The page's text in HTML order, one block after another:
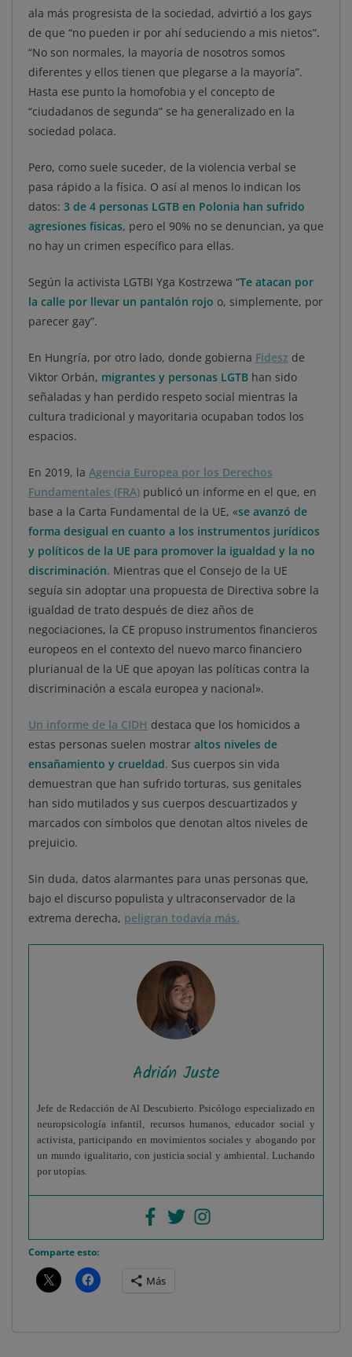
ala más progresista de la sociedad, advirtió a los gays
de que “no pueden ir por ahí seduciendo a mis nietos”.
“No son normales, la mayoría de nosotros somos
diferentes y ellos tienen que plegarse a la mayoría”.
Hasta ese punto la homofobia y el concepto de
“ciudadanos de segunda” se ha generalizado en la
sociedad polaca.
Pero, como suele suceder, de la violencia verbal se
pasa rápido a la física. O así al menos lo indican los
datos: 3 de 4 personas LGTB en Polonia han sufrido
agresiones físicas, pero el 90% no se denuncian, ya que
no hay un crimen específico para ellas.
Según la activista LGTBI Yga Kostrzewa “Te atacan por
la calle por llevar un pantalón rojo o, simplemente, por
parecer gay”.
En Hungría, por otro lado, donde gobierna Fidesz de
Viktor Orbán, migrantes y personas LGTB han sido
señaladas y han perdido respeto social mientras la
cultura tradicional y mayoritaria ocupaban todos los
espacios.
En 2019, la Agencia Europea por los Derechos
Fundamentales (FRA) publicó un informe en el que, en
base a la Carta Fundamental de la UE, «se avanzó de
forma desigual en cuanto a los instrumentos jurídicos
y políticos de la UE para promover la igualdad y la no
discriminación. Mientras que el Consejo de la UE
seguía sin adoptar una propuesta de Directiva sobre la
igualdad de trato después de diez años de
negociaciones, la CE propuso instrumentos financieros
europeos en el contexto del nuevo marco financiero
plurianual de la UE que apoyan las políticas contra la
discriminación a escala europea y nacional».
Un informe de la CIDH destaca que los homicidos a
estas personas suelen mostrar altos niveles de
ensañamiento y crueldad. Sus cuerpos sin vida
demuestran que han sufrido torturas, sus genitales
han sido mutilados y sus cuerpos descuartizados y
marcados con símbolos que denotan altos niveles de
prejuicio.
Sin duda, datos alarmantes para unas personas que,
bajo el discurso populista y ultraconservador de la
extrema derecha, peligran todavía más.
Adrián Juste
Jefe de Redacción de Al Descubierto. Psicólogo especializado en
neuropsicología infantil, recursos humanos, educador social y
activista, participando en movimientos sociales y abogando por
un mundo igualitario, con justicia social y ambiental. Luchando
por utopías.
Comparte esto:
Más